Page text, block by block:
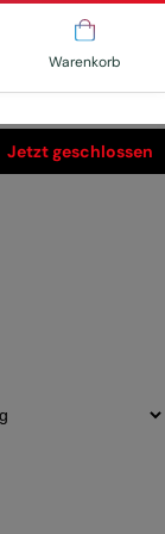
Warenkorb
Jetzt geschlossen